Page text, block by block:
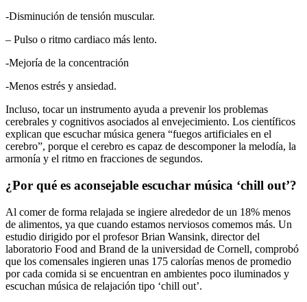
-Disminución de tensión muscular.
– Pulso o ritmo cardiaco más lento.
-Mejoría de la concentración
-Menos estrés y ansiedad.
Incluso, tocar un instrumento ayuda a prevenir los problemas
cerebrales y cognitivos asociados al envejecimiento. Los científicos
explican que escuchar música genera “fuegos artificiales en el
cerebro”, porque el cerebro es capaz de descomponer la melodía, la
armonía y el ritmo en fracciones de segundos.
¿Por qué es aconsejable escuchar música ‘chill out’?
Al comer de forma relajada se ingiere alrededor de un 18% menos
de alimentos, ya que cuando estamos nerviosos comemos más. Un
estudio dirigido por el profesor Brian Wansink, director del
laboratorio Food and Brand de la universidad de Cornell, comprobó
que los comensales ingieren unas 175 calorías menos de promedio
por cada comida si se encuentran en ambientes poco iluminados y
escuchan música de relajación tipo ‘chill out’.